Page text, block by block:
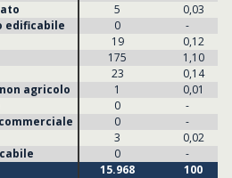
5
0,03
edificabile
0
-
19
0,12
175
1,10
23
0,14
agricolo
1
0,01
0
-
0
-
3
0,02
0
-
15.968 100